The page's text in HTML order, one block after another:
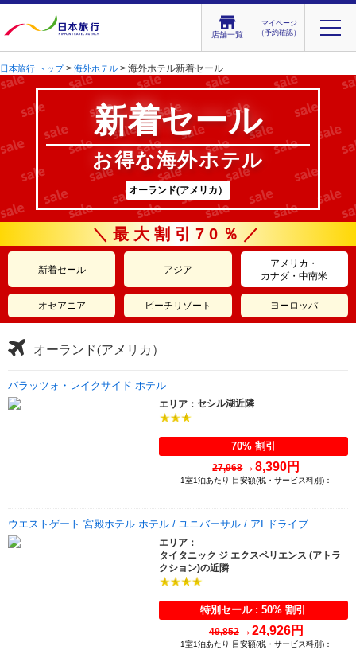
店舗一覧
マイページ
（予約確認）
日本旅行 トップ> 海外ホテル > 海外ホテル新着セール
新着セール
お得な海外ホテル
オーランド(アメリカ）
＼最大割引70％／
新着セール アジア
アメリカ・
カナダ・中南米
オセアニア ビーチリゾート ヨーロッパ
オーランド(アメリカ）
パラッツォ・レイクサイド ホテル
エリア： セシル湖近隣
70% 割引
27,968→8,390円
1室1泊あたり 目安額(税・サービス料別)：
ウエストゲート 宮殿ホテル ホテル / ユニバーサル / アI ドライブ
エリア：
タイタニック ジ エクスペリエンス (アトラ
クション)の近隣
特別セール : 50% 割引
49,852→24,926円
1室1泊あたり 目安額(税・サービス料別)：